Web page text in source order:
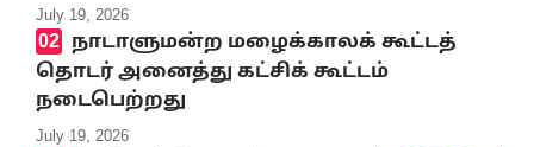
July 19, 2026
நாடாளுமன்ற மழைக்காலக் கூட்டத்
தொடர் அனைத்து கட்சிக் கூட்டம்
நடைபெற்றது
July 19, 2026